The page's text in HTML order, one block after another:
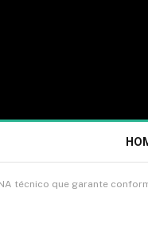
técnico que garante